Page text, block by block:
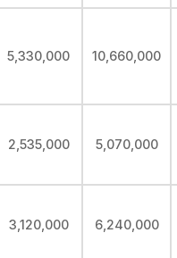
5,330,000 10,660,000
2,535,000 5,070,000
3,120,000 6,240,000